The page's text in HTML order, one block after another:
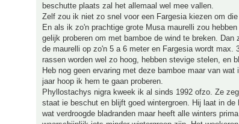
beschutte plaats zal het allemaal wel mee vallen.
Zelf zou ik niet zo snel voor een Fargesia kiezen om
En als ik zo'n prachtige grote Musa maurelli zou
gelijk proberen om met bamboe de wind te breken.
de maurelli op zo'n 5 a 6 meter en Fargesia wordt
rassen worden wel zo hoog, hebben stevige stelen, en
Heb nog geen ervaring met deze bamboe maar van
jaar hoop ik hem te gaan proberen.
Phyllostachys nigra kweek ik al sinds 1992 ofzo. Ze
staat ie beschut en blijft goed wintergroen. Hij laat in
wat verdroogde bladranden maar heeft alle winters